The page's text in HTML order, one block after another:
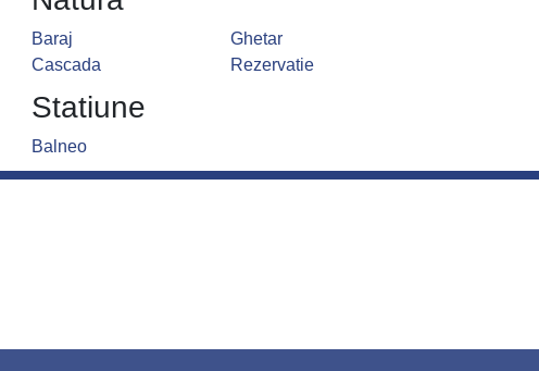
Baraj
Cascada
Ghetar
Rezervatie
Statiune
Balneo